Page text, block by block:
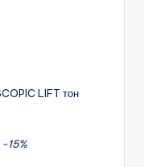
-15%